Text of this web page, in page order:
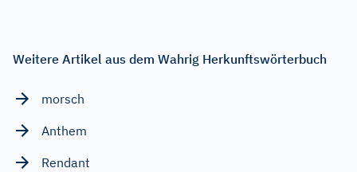
Weitere Artikel aus dem Wahrig Herkunftswörterbuch
morsch
Anthem
Rendant